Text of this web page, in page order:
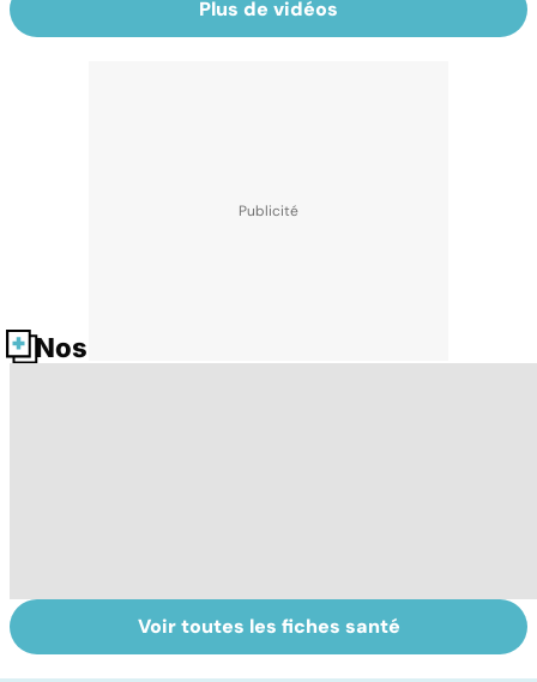
Plus de vidéos
Nos fiches santé
Mal de dos :
quand les
Tout savoir sur
les infections
Voir toutes les fiches santé